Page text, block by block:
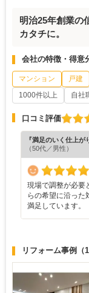
明治25年創業の
カタチに。
会社の特徴・得意
マンション 戸建
1000件以上
自社
口コミ評価
『満足のいく仕上が
（50代／男性）
現場で調整が必要
らの希望に沿った
満足しています。
リフォーム事例 （